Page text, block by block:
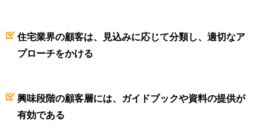
住宅業界の顧客は、見込みに応じて分類し、適切なア
プローチをかける
興味段階の顧客層には、ガイドブックや資料の提供が
有効である